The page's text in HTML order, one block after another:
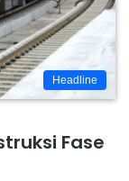
Headline
Fase